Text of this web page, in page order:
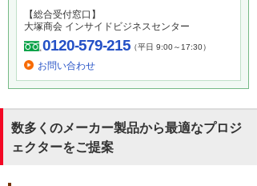
【総合受付窓口】
大塚商会 インサイドビジネスセンター
0120-579-215（平日 9:00～17:30）
お問い合わせ
数多くのメーカー製品から最適なプロジ
ェクターをご提案